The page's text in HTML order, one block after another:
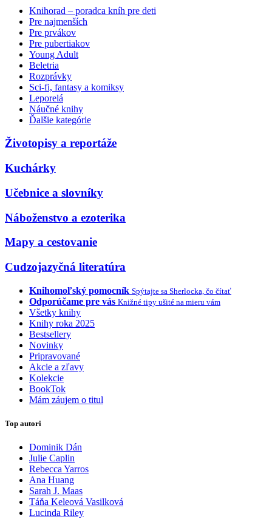
Knihorad – poradca kníh pre deti
Pre najmenších
Pre prvákov
Pre pubertiakov
Young Adult
Beletria
Rozprávky
Sci-fi, fantasy a komiksy
Leporelá
Náučné knihy
Ďalšie kategórie
Životopisy a reportáže
Kuchárky
Učebnice a slovníky
Náboženstvo a ezoterika
Mapy a cestovanie
Cudzojazyčná literatúra
Knihomoľský pomocník Spýtajte sa Sherlocka, čo čítať
Odporúčame pre vás Knižné tipy ušité na mieru vám
Všetky knihy
Knihy roka 2025
Bestsellery
Novinky
Pripravované
Akcie a zľavy
Kolekcie
BookTok
Mám záujem o titul
Top autori
Dominik Dán
Julie Caplin
Rebecca Yarros
Ana Huang
Sarah J. Maas
Táňa Keleová Vasilková
Lucinda Riley